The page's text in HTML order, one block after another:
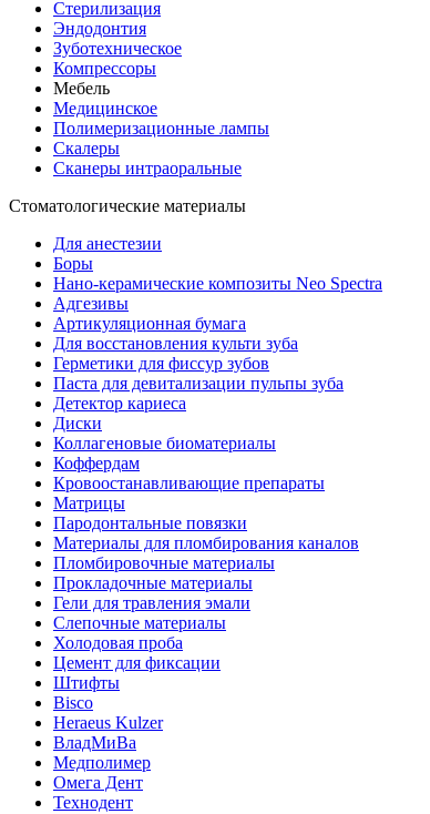
Стерилизация
Эндодонтия
Зуботехническое
Компрессоры
Мебель
Медицинское
Полимеризационные лампы
Скалеры
Сканеры интраоральные
Стоматологические материалы
Для анестезии
Боры
Нано-керамические композиты Neo Spectra
Адгезивы
Артикуляционная бумага
Для восстановления культи зуба
Герметики для фиссур зубов
Паста для девитализации пульпы зуба
Детектор кариеса
Диски
Коллагеновые биоматериалы
Коффердам
Кровоостанавливающие препараты
Матрицы
Пародонтальные повязки
Материалы для пломбирования каналов
Пломбировочные материалы
Прокладочные материалы
Гели для травления эмали
Слепочные материалы
Холодовая проба
Цемент для фиксации
Штифты
Bisco
Heraeus Kulzer
ВладМиВа
Медполимер
Омега Дент
Технодент